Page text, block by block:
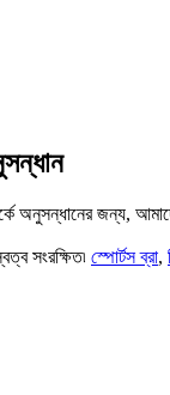
অনুসন্ধানের জন্য,
সংরক্ষিত৷ স্পোর্টস ব্রা,